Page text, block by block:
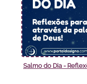
Salmo do Dia -